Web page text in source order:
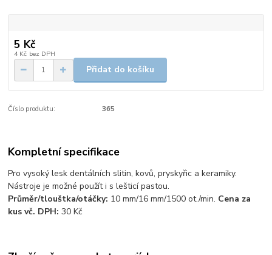
5 Kč
4 Kč bez DPH
Přidat do košíku
Číslo produktu: 365
Kompletní specifikace
Pro vysoký lesk dentálních slitin, kovů, pryskyřic a keramiky.
Nástroje je možné použít i s lešticí pastou.
Průměr/tlouštka/otáčky: 10 mm/16 mm/1500 ot./min. Cena za
kus vč. DPH: 30 Kč